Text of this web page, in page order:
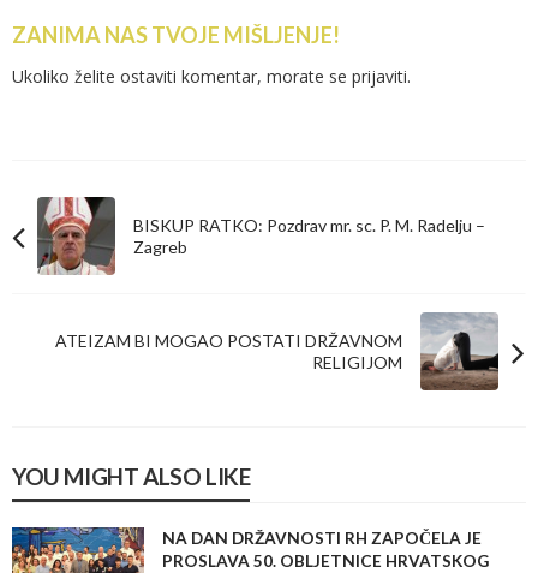
ZANIMA NAS TVOJE MIŠLJENJE!
Ukoliko želite ostaviti komentar, morate se prijaviti.
BISKUP RATKO: Pozdrav mr. sc. P. M. Radelju –
Zagreb
ATEIZAM BI MOGAO POSTATI DRŽAVNOM
RELIGIJOM
YOU MIGHT ALSO LIKE
NA DAN DRŽAVNOSTI RH ZAPOČELA JE
PROSLAVA 50. OBLJETNICE HRVATSKOG